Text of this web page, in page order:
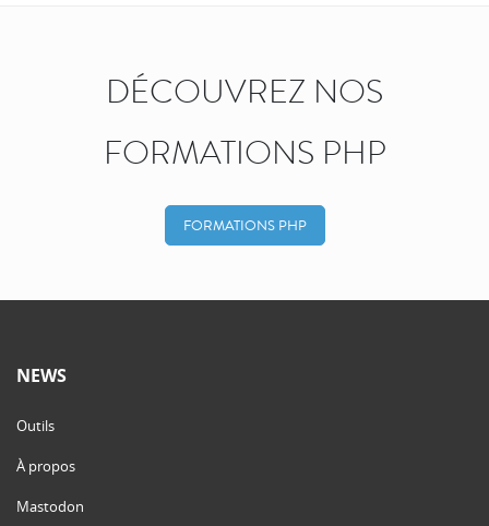
DÉCOUVREZ NOS
FORMATIONS PHP
FORMATIONS PHP
NEWS
Outils
À propos
Mastodon